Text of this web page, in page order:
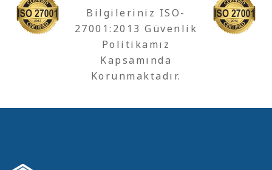
Bilgileriniz ISO-
27001:2013 Güvenlik
Politikamız
Kapsamında
Korunmaktadır.